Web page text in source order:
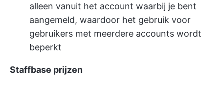
alleen vanuit het account waarbij je bent
aangemeld, waardoor het gebruik voor
gebruikers met meerdere accounts wordt
beperkt
Staffbase prijzen